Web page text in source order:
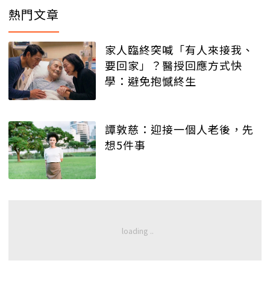
熱門文章
家人臨終突喊「有人來接我、
要回家」？醫授回應方式快
學：避免抱憾終生
譚敦慈：迎接一個人老後，先
想5件事